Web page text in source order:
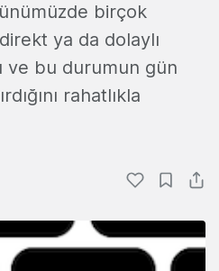
birçok
ya da dolaylı
ve bu durumun gün
rahatlıkla